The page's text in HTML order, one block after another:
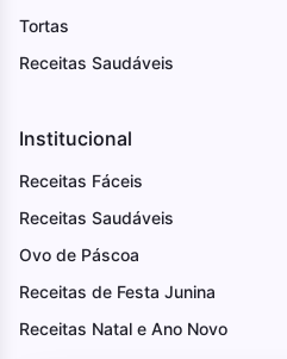
Tortas
Receitas Saudáveis
Institucional
Receitas Fáceis
Receitas Saudáveis
Ovo de Páscoa
Receitas de Festa Junina
Receitas Natal e Ano Novo